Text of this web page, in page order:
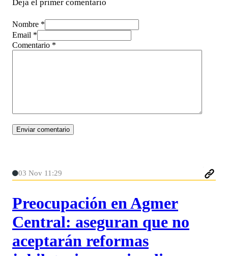
Deja el primer comentario
Nombre *
Email *
Comentario *
03 Nov 11:29
Preocupación en Agmer
Central: aseguran que no
aceptarán reformas